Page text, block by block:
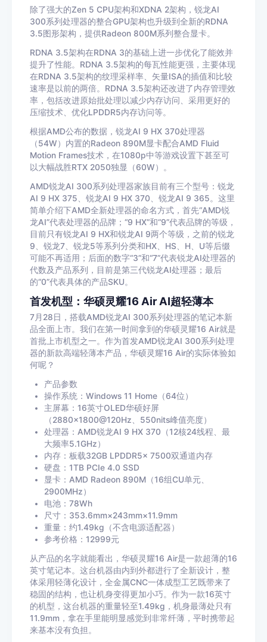
除了强大的Zen 5 CPU架构和XDNA 2架构，锐龙AI
300系列处理器的整合GPU架构也升级到全新的RDNA
3.5图形架构，提供Radeon 800M系列整合显卡。
RDNA 3.5架构在RDNA 3的基础上进一步优化了能效并
提升了性能。RDNA 3.5架构的每瓦性能更强，主要体现
在RDNA 3.5架构的纹理采样率、矢量ISA的插值和比较
速率是以前的两倍。RDNA 3.5架构还改进了内存管理效
率，包括改进原始批处理以减少内存访问、采用更好的
压缩技术、优化LPDDR5内存访问等。
根据AMD公布的数据，锐龙AI 9 HX 370处理器
（54W）内置的Radeon 890M显卡配合AMD Fluid
Motion Frames技术，在1080p中等游戏设置下甚至可
以大幅战胜RTX 2050独显（60W）。
AMD锐龙AI 300系列处理器家族目前有三个型号：锐龙
AI 9 HX 375、锐龙AI 9 HX 370、锐龙AI 9 365。这里
简单介绍下AMD全新处理器的命名方式，首先“AMD锐
龙AI”代表处理器的品牌；“9 HX”和“9”代表品牌的等级，
目前只有锐龙AI 9 HX和锐龙AI 9两个等级，之前的锐龙
9、锐龙7、锐龙5等系列分类和HX、HS、H、U等后缀
可能不再适用；后面的数字“3”和“7”代表锐龙AI处理器的
代数及产品系列，目前是第三代锐龙AI处理器；最后
的“0”代表具体的产品SKU。
首发机型：华硕灵耀16 Air AI超轻薄本
7月28日，搭载AMD锐龙AI 300系列处理器的笔记本新
品全面上市。我们在第一时间拿到的华硕灵耀16 Air就是
首批上市机型之一。作为首发AMD锐龙AI 300系列处理
器的新款高端轻薄本产品，华硕灵耀16 Air的实际体验如
何呢？
产品参数
操作系统：Windows 11 Home（64位）
主屏幕：16英寸OLED华硕好屏
（2880×1800@120Hz、550nits峰值亮度）
处理器：AMD锐龙AI 9 HX 370（12核24线程、最
大频率5.1GHz）
内存：板载32GB LPDDR5x 7500双通道内存
硬盘：1TB PCIe 4.0 SSD
显卡：AMD Radeon 890M（16组CU单元、
2900MHz）
电池：78Wh
尺寸：353.6mm×243mm×11.9mm
重量：约1.49kg（不含电源适配器）
参考价格：12999元
从产品的名字就能看出，华硕灵耀16 Air是一款超薄的16
英寸笔记本。这台机器由内到外都进行了全新设计，整
体采用轻薄化设计，全金属CNC一体成型工艺既带来了
稳固的结构，也让机身变得更加小巧。作为一款16英寸
的机型，这台机器的重量轻至1.49kg，机身最薄处只有
11.9mm，拿在手里能明显感觉到非常纤薄，平时携带起
来基本没有负担。